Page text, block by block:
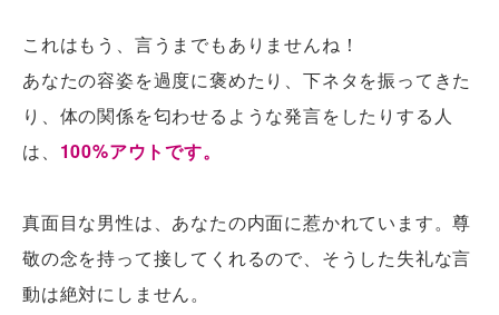
これはもう、言うまでもありませんね！
あなたの容姿を過度に褒めたり、下ネタを振ってきた
り、体の関係を匂わせるような発言をしたりする人
は、 100%アウトです。
真面目な男性は、あなたの内面に惹かれています。尊
敬の念を持って接してくれるので、そうした失礼な言
動は絶対にしません。